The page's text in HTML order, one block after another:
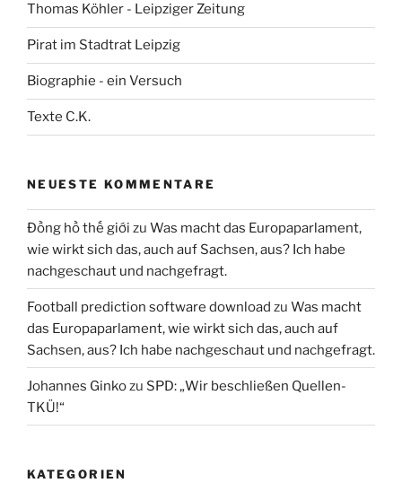
Thomas Köhler - Leipziger Zeitung
Pirat im Stadtrat Leipzig
Biographie - ein Versuch
Texte C.K.
NEUESTE KOMMENTARE
Đồng hồ thế giới zu Was macht das Europaparlament,
wie wirkt sich das, auch auf Sachsen, aus? Ich habe
nachgeschaut und nachgefragt.
Football prediction software download zu Was macht
das Europaparlament, wie wirkt sich das, auch auf
Sachsen, aus? Ich habe nachgeschaut und nachgefragt.
Johannes Ginkozu SPD: „Wir beschließen Quellen-
TKÜ!“
KATEGORIEN